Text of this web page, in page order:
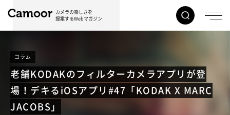
カメラの楽しさを
提案するWebマガジン
コラム
老舗KODAKのフィルターカメラアプリが登
場！デキるiOSアプリ#47「KODAK X MARC
JACOBS」